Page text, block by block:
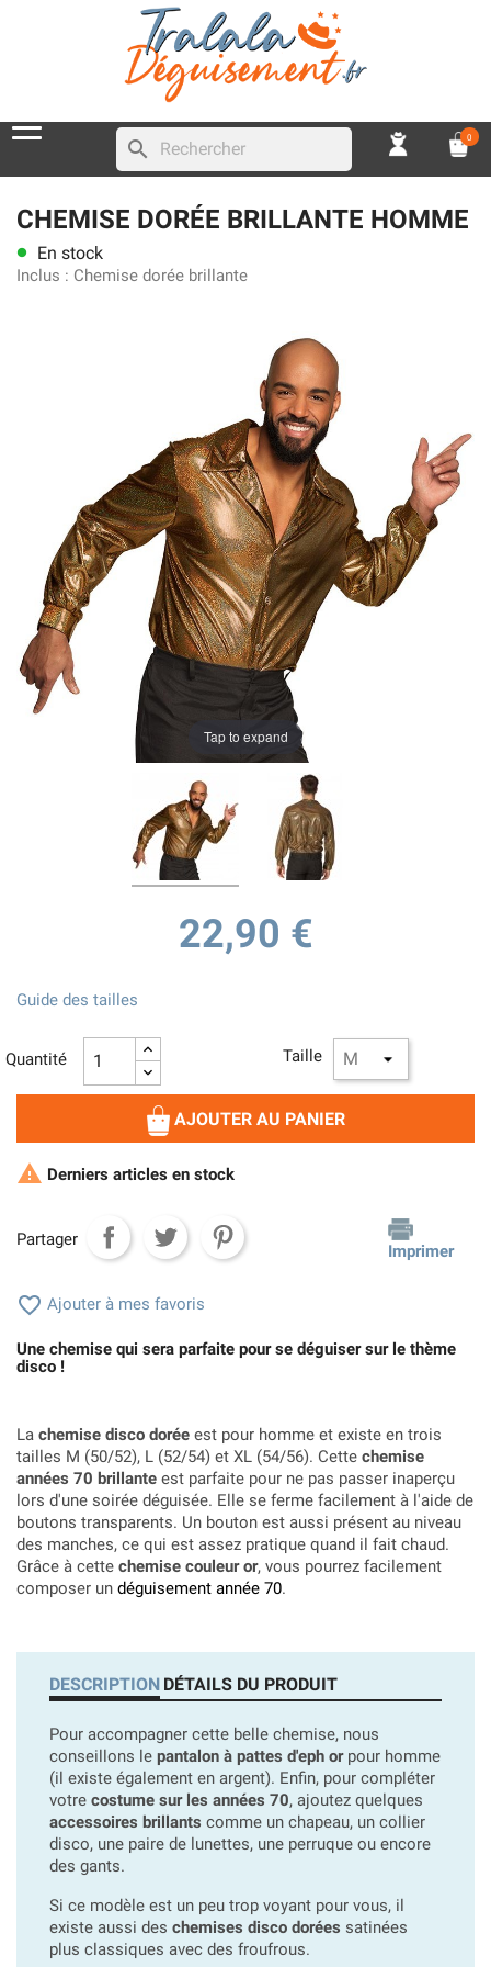
search 0
CHEMISE DORÉE BRILLANTE HOMME
lens En stock
Inclus : Chemise dorée brillante
Tap to expand
22,90 €
Taille
Guide des tailles
Quantité
AJOUTER AU PANIER
 Derniers articles en stock
Partager
Imprimer
 Ajouter à mes favoris
Une chemise qui sera parfaite pour se déguiser sur le thème
disco !
La chemise disco dorée est pour homme et existe en trois
tailles M (50/52), L (52/54) et XL (54/56). Cette chemise
années 70 brillante est parfaite pour ne pas passer inaperçu
lors d'une soirée déguisée. Elle se ferme facilement à l'aide de
boutons transparents. Un bouton est aussi présent au niveau
des manches, ce qui est assez pratique quand il fait chaud.
Grâce à cette chemise couleur or, vous pourrez facilement
composer un déguisement année 70.
DESCRIPTION DÉTAILS DU PRODUIT
Pour accompagner cette belle chemise, nous
conseillons le pantalon à pattes d'eph orpour homme
(il existe également en argent). Enfin, pour compléter
votre costume sur les années 70, ajoutez quelques
accessoires brillants comme un chapeau, un collier
disco, une paire de lunettes, une perruque ou encore
des gants.
Si ce modèle est un peu trop voyant pour vous, il
existe aussi des chemises disco dorées satinées
plus classiques avec des froufrous.